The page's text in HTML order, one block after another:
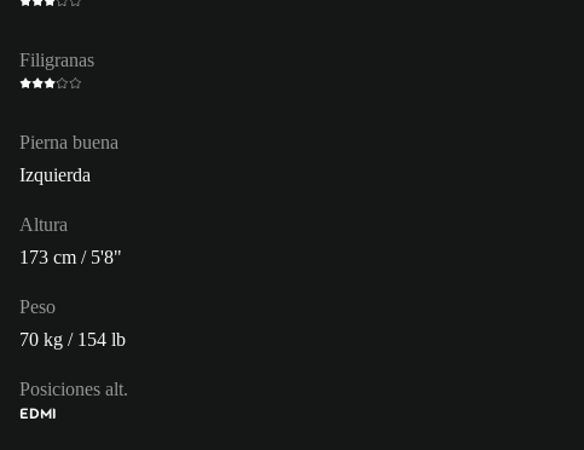
Filigranas
Pierna buena
Izquierda
Altura
173 cm / 5'8"
Peso
70 kg / 154 lb
Posiciones alt.
EDMI